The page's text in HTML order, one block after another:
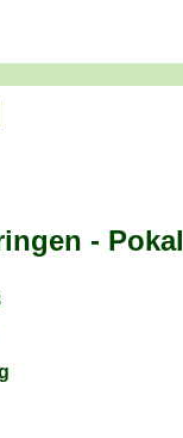
- Pokal